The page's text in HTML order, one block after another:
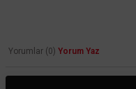
Yorumlar (0) Yorum Yaz